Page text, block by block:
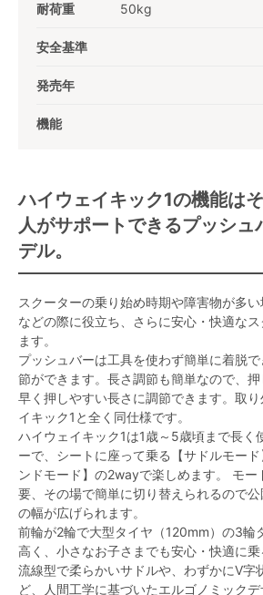
耐荷重 50kg
安全基準
発売年
機能
ハイウェイキック1の機能は
人がサポートできるプッシュ
デル。
スクーターの乗り始め時期や障害物が多
などの際に役立ち、さらに安心・快適な
ます。
プッシュバーは工具を使わず簡単に着脱
節ができます。長さ調節も簡単なので、
早く押しやすい長さに調節できます。取
イキック1と全く同仕様です。
ハイウェイキック1は1歳～5歳頃まで長く
ーで、シートに座って乗る【サドルモー
ンドモード】の2wayで楽しめます。 モー
要、その場で簡単に切り替えられるので
の幅が広げられます。
前輪が2輪で大型タイヤ（120mm）の3輪
高く、小さなお子さまでも安心・快適に乗
流線型で柔らかいサドルや、わずかにV字
ど、人間工学に基づいたエルゴノミック